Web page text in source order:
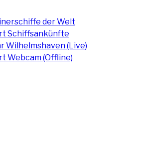
der Welt
Schiffsankünfte
Wilhelmshaven (Live)
Webcam (Offline)